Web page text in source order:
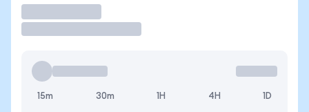
15m 30m 1H 4H 1D